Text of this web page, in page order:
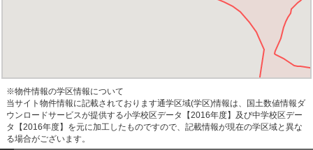
※物件情報の学区情報について
当サイト物件情報に記載されております通学区域(学区)情報は、国土数値情報ダ
ウンロードサービスが提供する小学校区データ【2016年度】及び中学校区デー
タ【2016年度】を元に加工したものですので、記載情報が現在の学区域と異な
る場合がございます。